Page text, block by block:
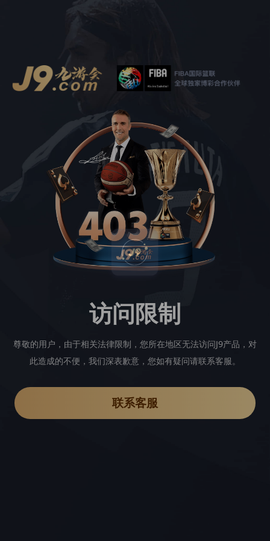
访问限制
尊敬的用户，由于相关法律限制，您所在地区无法访问J9产品，对
此造成的不便，我们深表歉意，您如有疑问请联系客服。
联系客服